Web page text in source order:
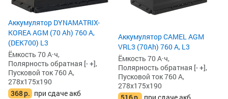
Аккумулятор DYNAMATRIX-
KOREA AGM (70 Ah) 760 А,
(DEK700) L3
Ёмкость 70 А·ч,
Полярность обратная [- +],
Пусковой ток 760 А,
278x175x190
368р. при сдаче акб
Аккумулятор CAMEL AGM
VRL3 (70Ah) 760 А, L3
Ёмкость 70 А·ч,
Полярность обратная [- +],
Пусковой ток 760 А,
278x175x190
516р. при сдаче акб